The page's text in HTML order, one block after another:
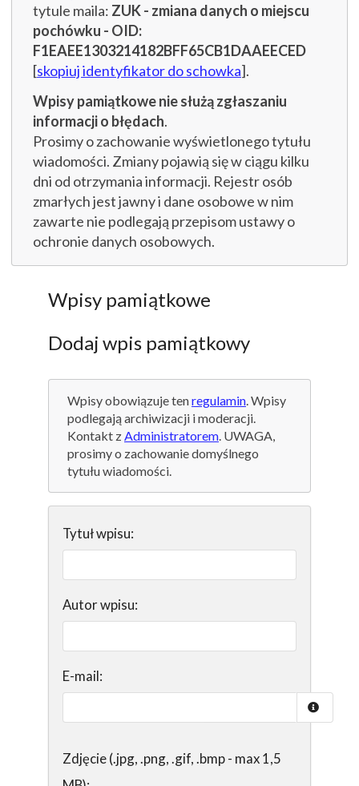
tytule maila: ZUK - zmiana danych o miejscu
pochówku - OID:
F1EAEE1303214182BFF65CB1DAAEECED
[skopiuj identyfikator do schowka].
Wpisy pamiątkowe nie służą zgłaszaniu
informacji o błędach.
Prosimy o zachowanie wyświetlonego tytułu
wiadomości. Zmiany pojawią się w ciągu kilku
dni od otrzymania informacji. Rejestr osób
zmarłych jest jawny i dane osobowe w nim
zawarte nie podlegają przepisom ustawy o
ochronie danych osobowych.
Wpisy pamiątkowe
Dodaj wpis pamiątkowy
Wpisy obowiązuje tenregulamin. Wpisy
podlegają archiwizacji i moderacji.
Kontakt zAdministratorem. UWAGA,
prosimy o zachowanie domyślnego
tytułu wiadomości.
Tytuł wpisu:
Autor wpisu:
E-mail:
Zdjęcie (.jpg, .png, .gif, .bmp - max 1,5